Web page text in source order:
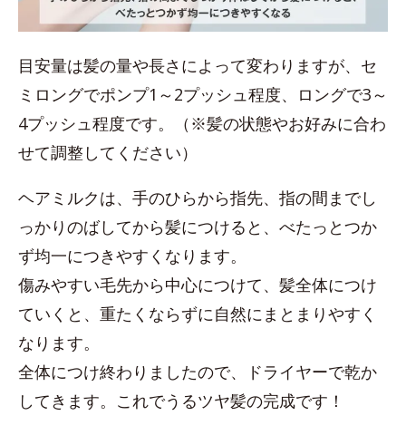
目安量は髪の量や長さによって変わりますが、セ
ミロングでポンプ1～2プッシュ程度、ロングで3～
4プッシュ程度です。（※髪の状態やお好みに合わ
せて調整してください）
ヘアミルクは、手のひらから指先、指の間までし
っかりのばしてから髪につけると、べたっとつか
ず均一につきやすくなります。
傷みやすい毛先から中心につけて、髪全体につけ
ていくと、重たくならずに自然にまとまりやすく
なります。
全体につけ終わりましたので、ドライヤーで乾か
してきます。これでうるツヤ髪の完成です！